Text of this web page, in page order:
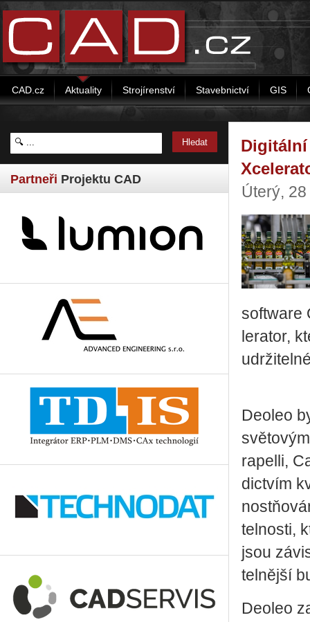
CAD.cz Aktuality Strojírenství Stavebnictví GIS
Partneři Projektu CAD
Digitální
Úterý,
soft­ware
le­ra­tor,
Deo­leo
ra­pel­li,
dic­tvím
tel­nos­ti,
jsou
tel­něj­ší
Deo­leo